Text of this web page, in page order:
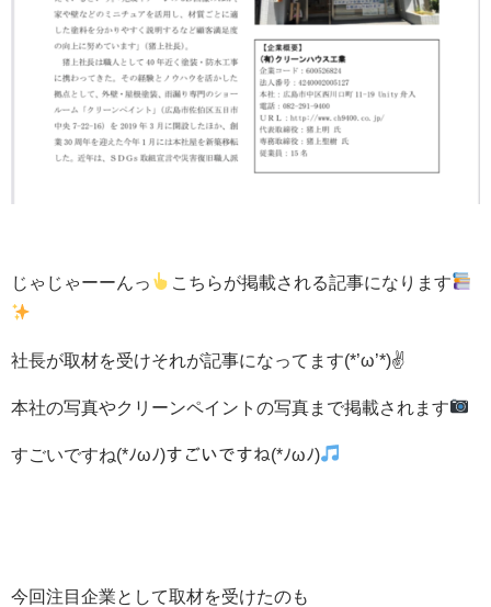
じゃじゃーーんっ こちらが掲載される記事になります
社長が取材を受けそれが記事になってます(*’ω’*)✌
本社の写真やクリーンペイントの写真まで掲載されます
すごいですね(*ﾉωﾉ)すごいですね(*ﾉωﾉ)
今回注目企業として取材を受けたのも